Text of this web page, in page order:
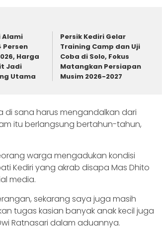
Alami
Persen
Harga
Jadi
Utama
Persik Kediri Gelar
Training Camp dan Uji
Coba di Solo, Fokus
Matangkan Persiapan
Musim 2026-2027
sana harus mengandalkan dari
itu berlangsung bertahun-tahun,
warga mengadukan kondisi
Kediri yang akrab disapa Mas Dhito
media.
sekarang saya juga masih
tugas kasian banyak anak kecil juga
Ratnasari dalam aduannya.